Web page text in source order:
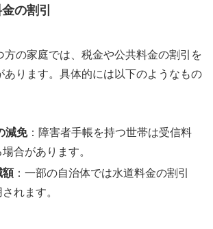
の割引
方の家庭では、税金や公共料金の割引を
あります。具体的には以下のようなもの
減免：障害者手帳を持つ世帯は受信料
合があります。
額：一部の自治体では水道料金の割引
れます。